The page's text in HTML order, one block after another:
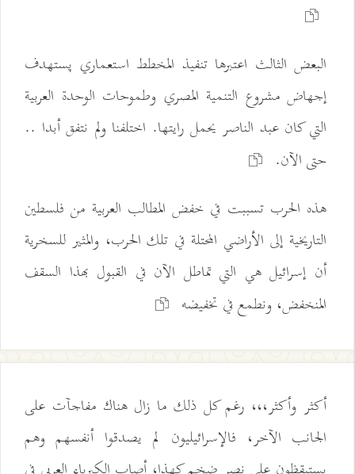
البعض الثالث اعتبرها تنفيذ المخطط استعماري پستهدف
إجهاض مشروع التنمية المصري وطموحات الوحدة العربية
التي كان عبد الناصر يحمل رايتها. اختلفنا ولم نتفق أبدا ..
حتى الآن.
هذه الحرب تسببت في خفض المطالب العربية من فلسطين
التاريخية إلى الأراضي المحتلة في تلك الحرب، والمثير للسخرية
أن إسرائيل هي التي تماطل الآن في القبول بهذا السقف
المنخفض، ونطمع في تخفيضه
أكثر وأكثر،،، رغم كل ذلك ما زال هناك مفاجآت على
الجانب الآخر، فالإسرائيليون لم يصدقوا أنفسهم وهم